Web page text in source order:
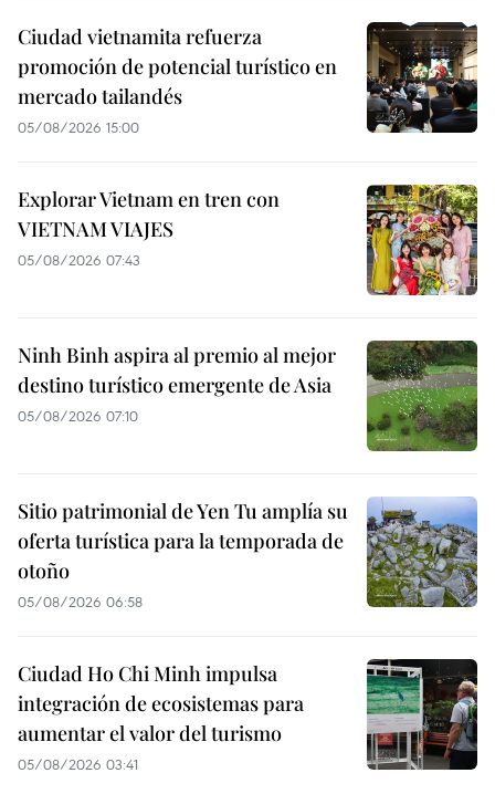
Ciudad vietnamita refuerza
promoción de potencial turístico en
mercado tailandés
05/08/2026 15:00
Explorar Vietnam en tren con
VIETNAM VIAJES
05/08/2026 07:43
Ninh Binh aspira al premio al mejor
destino turístico emergente de Asia
05/08/2026 07:10
Sitio patrimonial de Yen Tu amplía su
oferta turística para la temporada de
otoño
05/08/2026 06:58
Ciudad Ho Chi Minh impulsa
integración de ecosistemas para
aumentar el valor del turismo
05/08/2026 03:41